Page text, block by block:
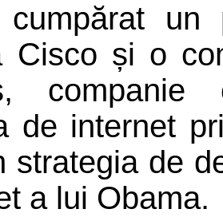
un
Cisco și o
de internet
strategia de
a lui Obama.